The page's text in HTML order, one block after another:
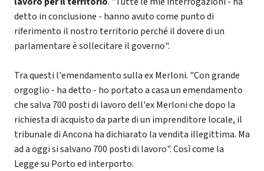
detto in conclusione - hanno avuto come punto di
riferimento il nostro territorio perché il dovere di un
parlamentare è sollecitare il governo".
Tra questi l'emendamento sulla ex Merloni. "Con grande
orgoglio - ha detto - ho portato a casa un emendamento
che salva 700 posti di lavoro dell'ex Merloni che dopo la
richiesta di acquisto da parte di un imprenditore locale, il
tribunale di Ancona ha dichiarato la vendita illegittima. Ma
ad a oggi si salvano 700 posti di lavoro". Così come la
Legge su Porto ed interporto.